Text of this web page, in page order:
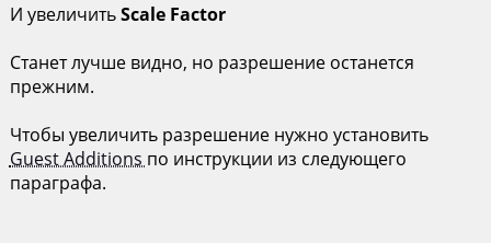
И увеличитьScale Factor
Станет лучше видно, но разрешение останется
прежним.
Чтобы увеличить разрешение нужно установить
Guest Additions по инструкции из следующего
параграфа.